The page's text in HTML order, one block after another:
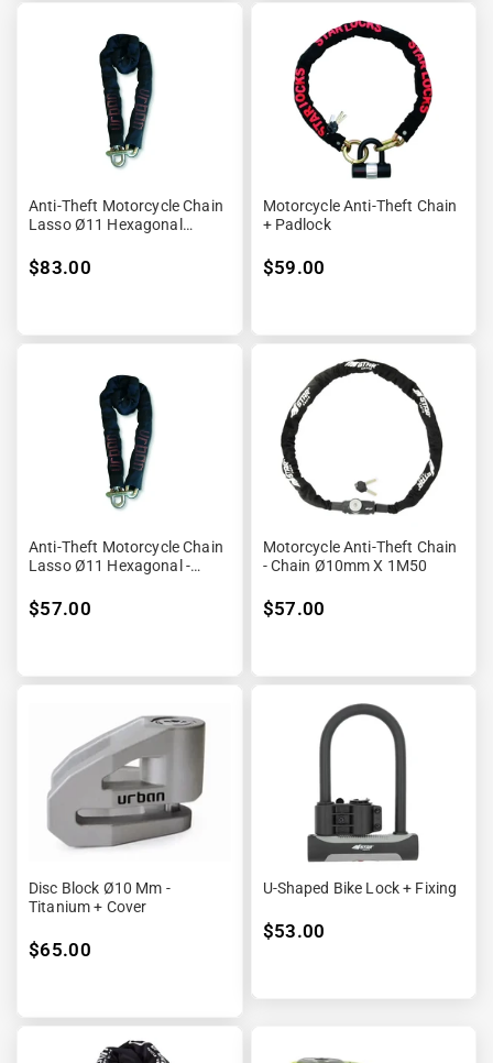
Anti-Theft Motorcycle Chain
Lasso Ø11 Hexagonal
$83.00
Motorcycle Anti-Theft Chain
+ Padlock
$59.00
Anti-Theft Motorcycle Chain
Lasso Ø11 Hexagonal -
$57.00
Motorcycle Anti-Theft Chain
- Chain Ø10mm X 1M50
$57.00
Disc Block Ø10 Mm -
Titanium + Cover
$65.00
U-Shaped Bike Lock + Fixing
$53.00